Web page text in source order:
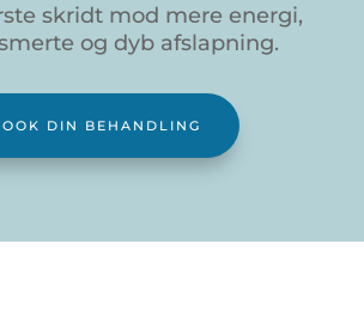
skridt mod mere energi,
og dyb afslapning.
DIN BEHANDLING